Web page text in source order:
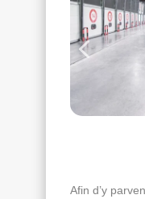
Afin d’y